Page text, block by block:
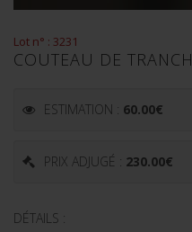
Lot n° : 3231
COUTEAU DE
ESTIMATION : 60.00€
PRIX ADJUGÉ : 230.00€
DÉTAILS :